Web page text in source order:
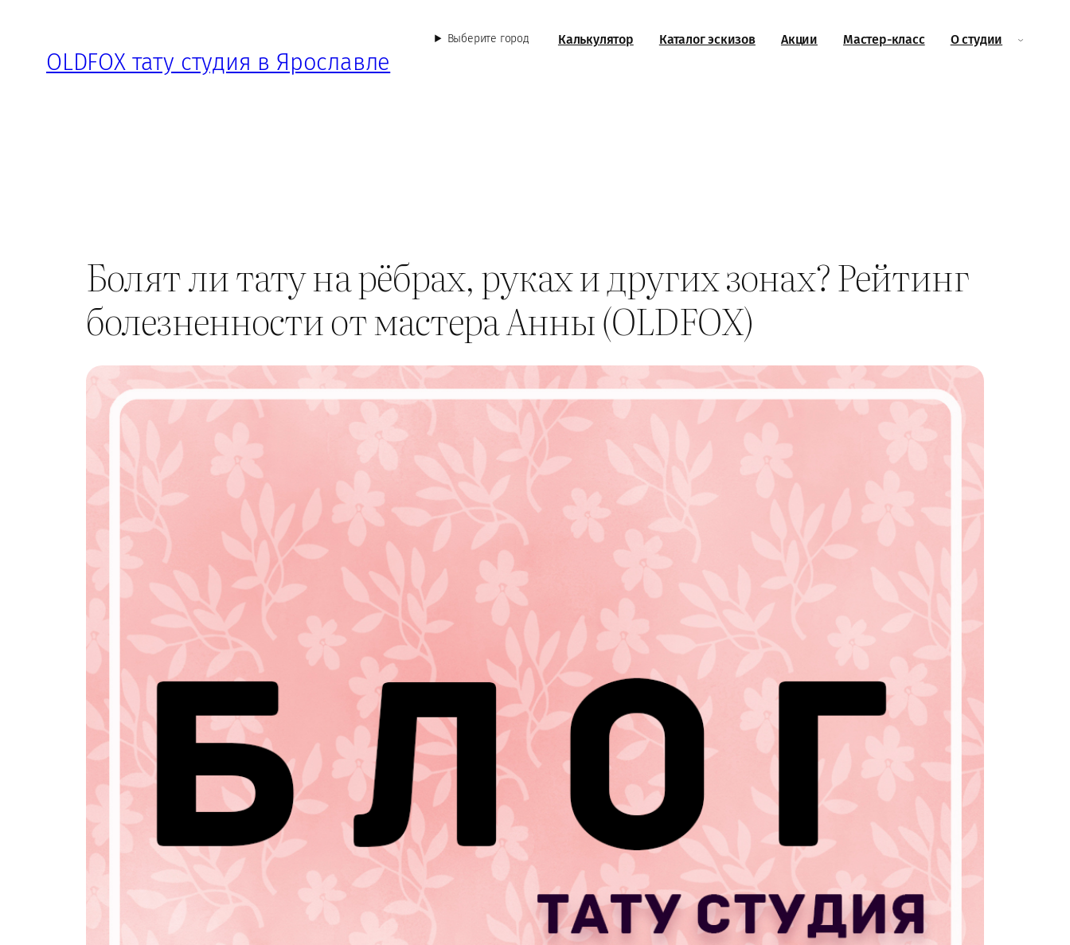
содержимому
OLDFOX тату студия в Ярославле
Выберите город Калькулятор Каталог эскизов Акции Мастер-класс О студии
Болят ли тату на рёбрах, руках и других зонах? Рейтинг
болезненности от мастера Анны (OLDFOX)